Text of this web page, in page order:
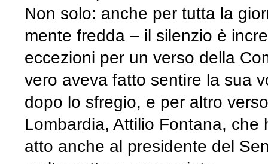
Non solo: anche per tutta la
mente fredda – il silenzio è
eccezioni per un verso della
vero aveva fatto sentire la sua
dopo lo sfregio, e per altro
Lombardia, Attilio Fontana,
atto anche al presidente del